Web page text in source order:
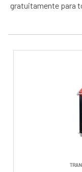
gratuitamente para